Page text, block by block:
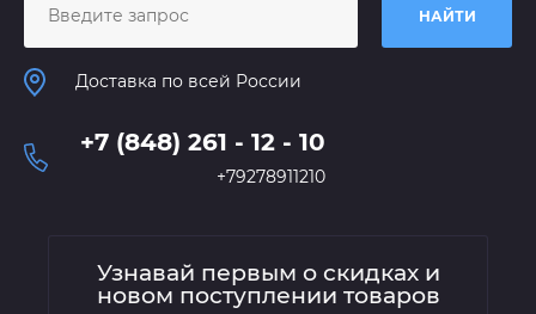
НАЙТИ
+7 (848) 261 - 12 - 10
+79278911210
Доставка по всей России
Узнавай первым о скидках и
новом поступлении товаров